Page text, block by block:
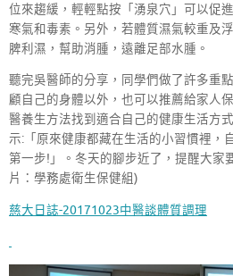
位來趨緩，輕輕點按「湧泉穴」可以促
寒氣和毒素。另外，若體質濕氣較重及
脾利濕，幫助消腫，遠離足部水腫。
聽完吳醫師的分享，同學們做了許多重
顧自己的身體以外，也可以推薦給家人
醫養生方法找到適合自己的健康生活方
示:「原來健康都藏在生活的小習慣裡，
第一步!」。冬天的腳步近了，提醒大家
片：學務處衛生保健組)
慈大日誌-20171023中醫談體質調理